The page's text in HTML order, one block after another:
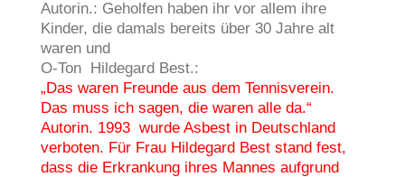
Autorin.: Geholfen haben ihr vor allem ihre
Kinder, die damals bereits über 30 Jahre alt
waren und
O-Ton Hildegard Best.:
„Das waren Freunde aus dem Tennisverein.
Das muss ich sagen, die waren alle da.“
Autorin. 1993 wurde Asbest in Deutschland
verboten. Für Frau Hildegard Best stand fest,
dass die Erkrankung ihres Mannes aufgrund